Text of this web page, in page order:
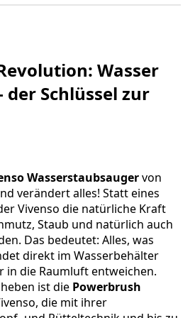
Wasser
Schlüssel zur
Wasserstaubsaugervon
verändert alles! Statt eines
Vivenso die natürliche Kraft
Staub und natürlich auch
Das bedeutet: Alles, was
direkt im Wasserbehälter
in die Raumluft entweichen.
ist die Powerbrush
die mit ihrer